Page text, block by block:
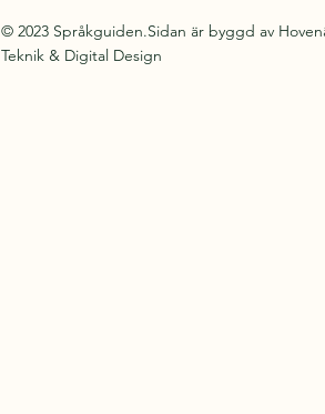
© 2023 Språkguiden.Sidan är byggd av
Teknik & Digital Design